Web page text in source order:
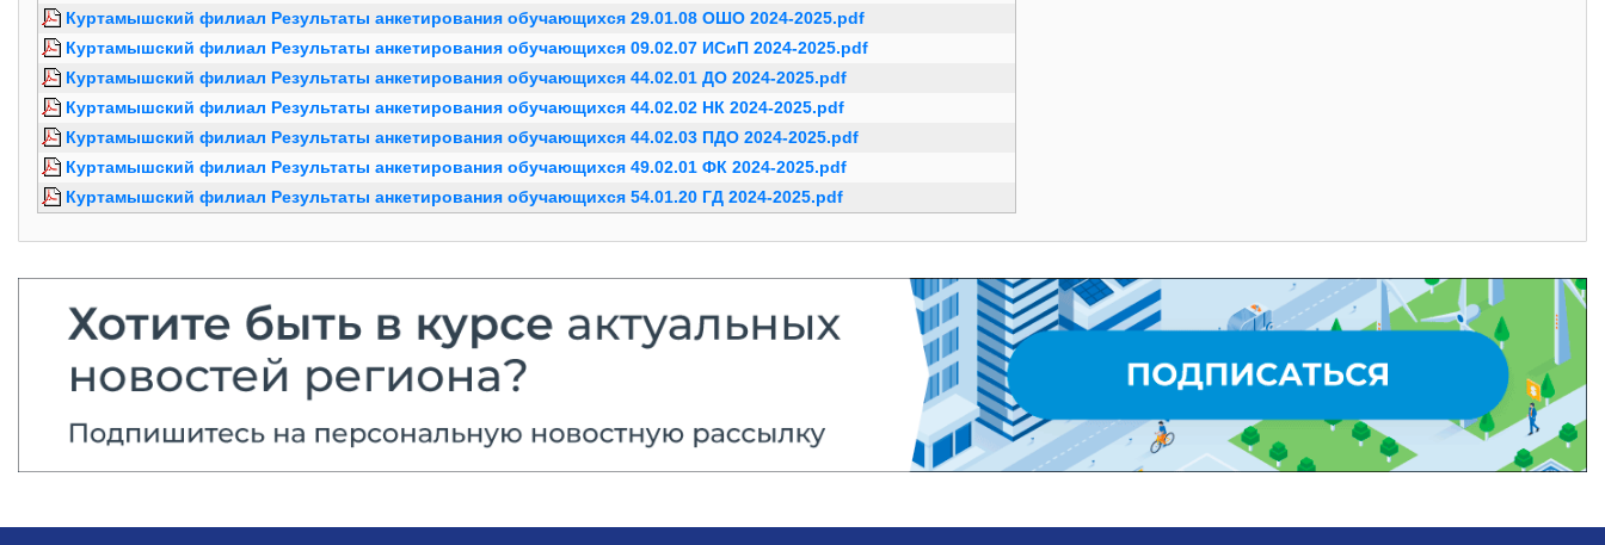
Куртамышский филиал Результаты анкетирования обучающихся 29.01.08 ОШО 2024-2025.pdf
Куртамышский филиал Результаты анкетирования обучающихся 09.02.07 ИСиП 2024-2025.pdf
Куртамышский филиал Результаты анкетирования обучающихся 44.02.01 ДО 2024-2025.pdf
Куртамышский филиал Результаты анкетирования обучающихся 44.02.02 НК 2024-2025.pdf
Куртамышский филиал Результаты анкетирования обучающихся 44.02.03 ПДО 2024-2025.pdf
Куртамышский филиал Результаты анкетирования обучающихся 49.02.01 ФК 2024-2025.pdf
Куртамышский филиал Результаты анкетирования обучающихся 54.01.20 ГД 2024-2025.pdf